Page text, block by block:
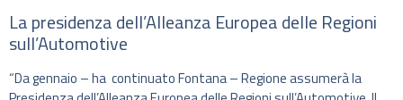
La presidenza dell’Alleanza Europea delle Regioni
sull’Automotive
“Da gennaio – ha continuato Fontana – Regione assumerà la